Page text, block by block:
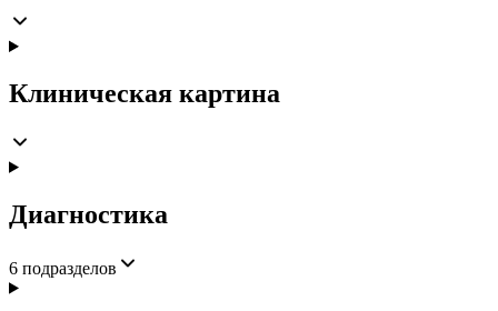
Клиническая картина
Диагностика
6 подразделов